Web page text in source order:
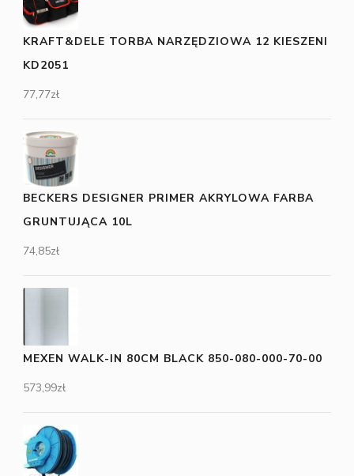
KRAFT&DELE TORBA NARZĘDZIOWA 12 KIESZENI
KD2051
77,77zł
BECKERS DESIGNER PRIMER AKRYLOWA FARBA
GRUNTUJĄCA 10L
74,85zł
MEXEN WALK-IN 80CM BLACK 850-080-000-70-00
573,99zł